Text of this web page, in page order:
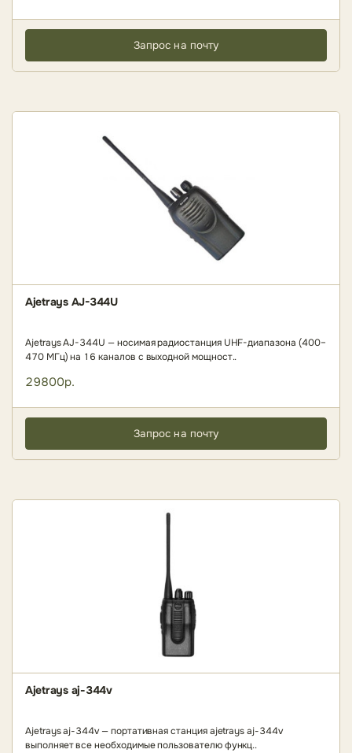
Запрос на почту
Ajetrays AJ-344U
Ajetrays AJ-344U — носимая радиостанция UHF-диапазона (400–
470 МГц) на 16 каналов с выходной мощност..
29800р.
Запрос на почту
Ajetrays aj-344v
Ajetrays aj-344v — портативная станция ajetrays aj-344v
выполняет все необходимые пользователю функц..